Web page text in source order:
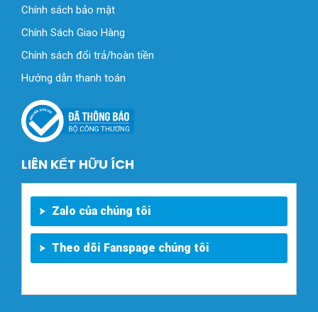
Chính sách bảo mật
Chính Sách Giao Hàng
Chính sách đổi trả/hoàn tiền
Hướng dẫn thanh toán
LIÊN KẾT HỮU ÍCH
Zalo của chúng tôi
Theo dõi Fanspage chúng tôi